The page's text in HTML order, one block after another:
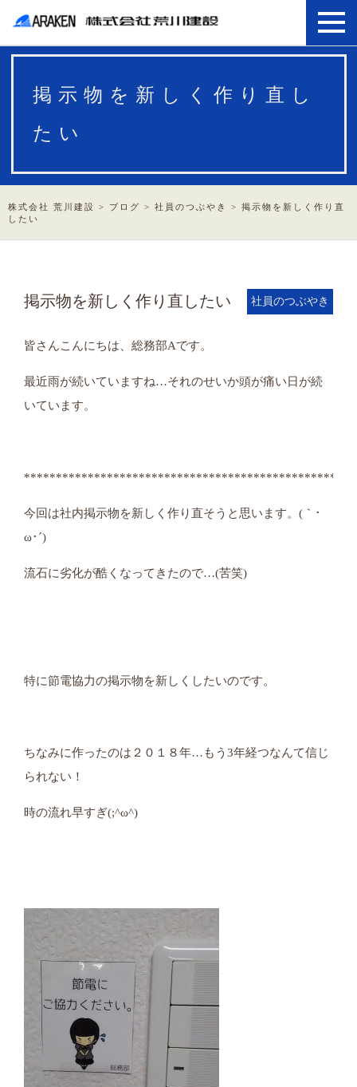
掲示物を新しく作り直し
たい
株式会社 荒川建設 > ブログ > 社員のつぶやき > 掲示物を新しく作り直
したい
掲示物を新しく作り直したい 社員のつぶやき
皆さんこんにちは、総務部Aです。
最近雨が続いていますね…それのせいか頭が痛い日が続
いています。
今回は社内掲示物を新しく作り直そうと思います。(｀･
ω･´)
流石に劣化が酷くなってきたので…(苦笑)
特に節電協力の掲示物を新しくしたいのです。
ちなみに作ったのは２０１８年…もう3年経つなんて信じ
られない！
時の流れ早すぎ(;^ω^)